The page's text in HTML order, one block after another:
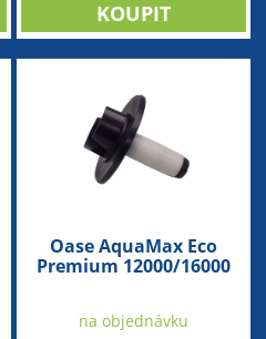
Oase AquaMax Eco
Premium 12000/16000
na objednávku